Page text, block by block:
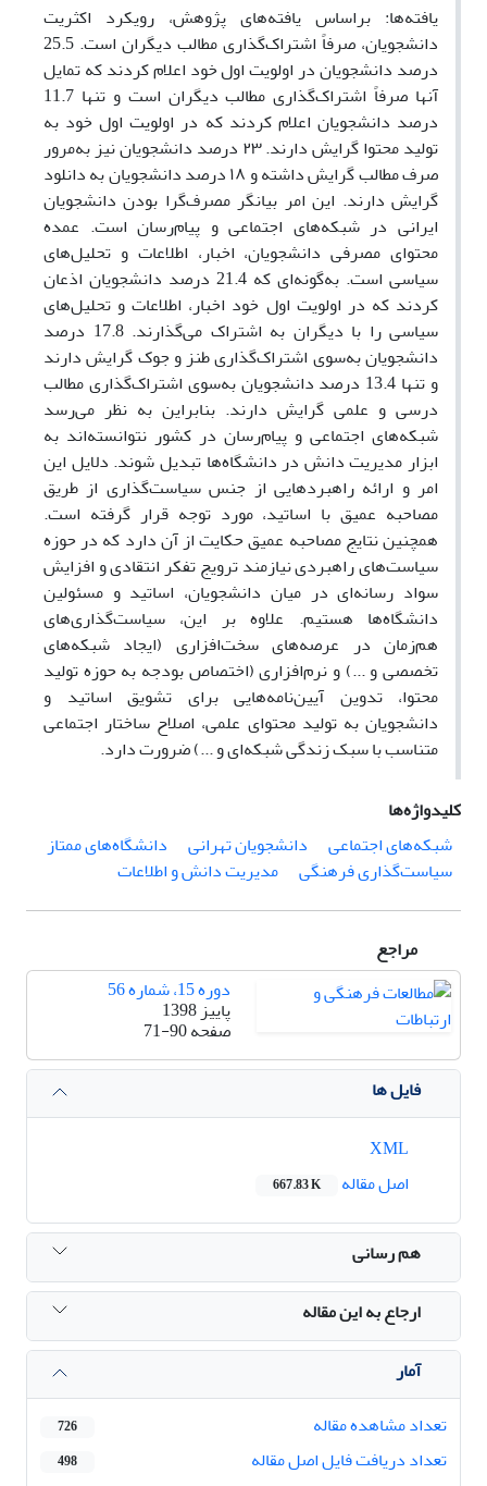
یافته‌ها: براساس یافته‌های پژوهش، رویکرد اکثریت
دانشجویان، صرفاً اشتراک‌گذاری مطالب دیگران است. 25.5
درصد دانشجویان در اولویت اول خود اعلام کردند که تمایل
آنها صرفاً اشتراک‌گذاری مطالب دیگران است و تنها 11.7
درصد دانشجویان اعلام کردند که در اولویت اول خود به
تولید محتوا گرایش دارند. ۲۳ درصد دانشجویان نیز به‌مرور
صرف مطالب گرایش داشته و ۱۸ درصد دانشجویان به دانلود
گرایش دارند. این امر بیانگر مصرف‌گرا بودن دانشجویان
ایرانی در شبکه‌های اجتماعی و پیام‌رسان‌ است. عمده
محتوای مصرفی دانشجویان، اخبار، اطلاعات و تحلیل‌های
سیاسی است. به‌گونه‌ای که 21.4 درصد دانشجویان اذعان
کردند که در اولویت اول خود اخبار، اطلاعات و تحلیل‌های
سیاسی را با دیگران به اشتراک می‌گذارند. 17.8 درصد
دانشجویان به‌سوی اشتراک‌گذاری طنز و جوک گرایش دارند
و تنها 13.4 درصد دانشجویان به‌سوی اشتراک‌گذاری مطالب
درسی و علمی گرایش دارند. بنابراین به نظر می‌رسد
شبکه‌های اجتماعی و پیام‌رسان‌ در کشور نتوانسته‌اند به
ابزار مدیریت دانش در دانشگاه‌ها تبدیل شوند. دلایل این
امر و ارائه راهبردهایی از جنس سیاست‌گذاری از طریق
مصاحبه عمیق با اساتید، مورد توجه قرار گرفته است.
همچنین نتایج مصاحبه عمیق حکایت از آن دارد که در حوزه
سیاست‌های راهبردی نیازمند ترویج تفکر انتقادی و افزایش
سواد رسانه‌ای در میان دانشجویان، اساتید و مسئولین
دانشگاه‌ها هستیم. علاوه بر این، سیاست‌گذاری‌های
هم‌زمان در عرصه‌های سخت‌افزاری (ایجاد شبکه‌های
تخصصی و ...) و نرم‌افزاری (اختصاص بودجه به حوزه تولید
محتوا، تدوین آیین‌نامه‌هایی برای تشویق اساتید و
دانشجویان به تولید محتوای علمی، اصلاح ساختار اجتماعی
متناسب با سبک زندگی شبکه‌ای و ...) ضرورت دارد.
کلیدواژه‌ها
شبکه‌های اجتماعی
دانشجویان تهرانی
دانشگاه‌های ممتاز
سیاست‌گذاری فرهنگی
مدیریت دانش و اطلاعات
مراجع
دوره 15، شماره 56
پاییز 1398
صفحه71-90
فایل ها
اصل مقاله
667.83 K
هم رسانی
ارجاع به این مقاله
آمار
تعداد مشاهده مقاله
726
تعداد دریافت فایل اصل مقاله 498